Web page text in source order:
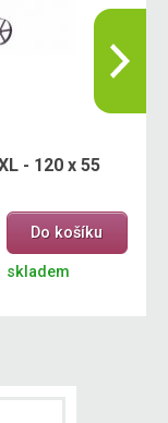
- 120 x 55
Do košíku
skladem